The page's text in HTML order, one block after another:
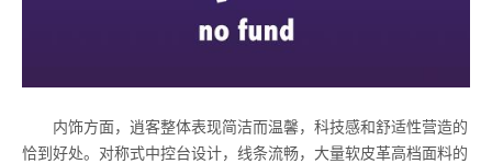
内饰方面，逍客整体表现简洁而温馨，科技感和舒适性营造的
恰到好处。对称式中控台设计，线条流畅，大量软皮革高档面料的